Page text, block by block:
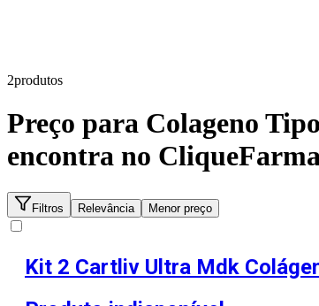
2produtos
Preço para Colageno
encontra no
Filtros Relevância Menor preço
Kit 2 Cartliv Ultra Mdk